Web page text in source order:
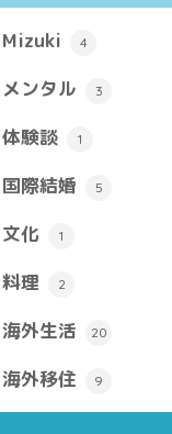
Mizuki 4
メンタル 3
体験談 1
国際結婚 5
文化 1
料理 2
海外生活 20
海外移住 9